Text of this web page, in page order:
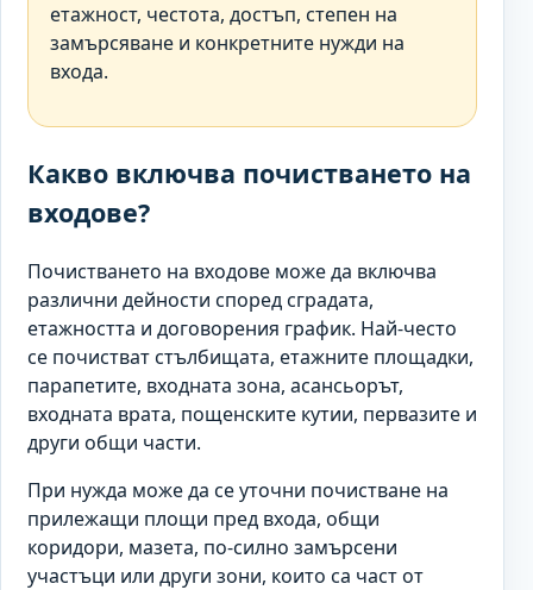
етажност, честота, достъп, степен на
замърсяване и конкретните нужди на
входа.
Какво включва почистването на
входове?
Почистването на входове може да включва
различни дейности според сградата,
етажността и договорения график. Най-често
се почистват стълбищата, етажните площадки,
парапетите, входната зона, асансьорът,
входната врата, пощенските кутии, первазите и
други общи части.
При нужда може да се уточни почистване на
прилежащи площи пред входа, общи
коридори, мазета, по-силно замърсени
участъци или други зони, които са част от